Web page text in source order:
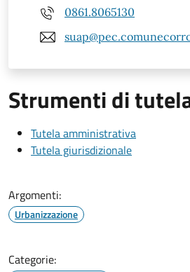
0861.8065130
Strumenti di
Tutela amministrativa
Tutela giurisdizionale
Argomenti:
Urbanizzazione
Categorie: